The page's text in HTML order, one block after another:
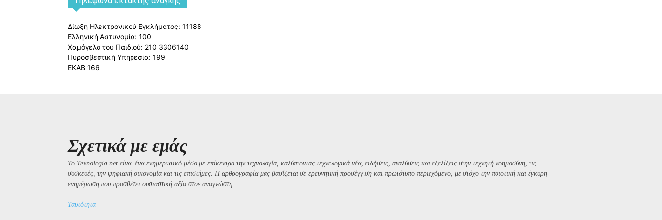
Δίωξη Ηλεκτρονικού Εγκλήματος: 11188
Ελληνική Αστυνομία: 100
Χαμόγελο του Παιδιού: 210 3306140
Πυροσβεστική Υπηρεσία: 199
ΕΚΑΒ 166
Σχετικά με εμάς
Το Texnologia.net είναι ένα ενημερωτικό μέσο με επίκεντρο την τεχνολογία, καλύπτοντας τεχνολογικά νέα, ειδήσεις, αναλύσεις και εξελίξεις στην τεχνητή νοημοσύνη, τις
συσκευές, την ψηφιακή οικονομία και τις επιστήμες. Η αρθρογραφία μας βασίζεται σε ερευνητική προσέγγιση και πρωτότυπο περιεχόμενο, με στόχο την ποιοτική και έγκυρη
ενημέρωση που προσθέτει ουσιαστική αξία στον αναγνώστη..
Ταυτότητα